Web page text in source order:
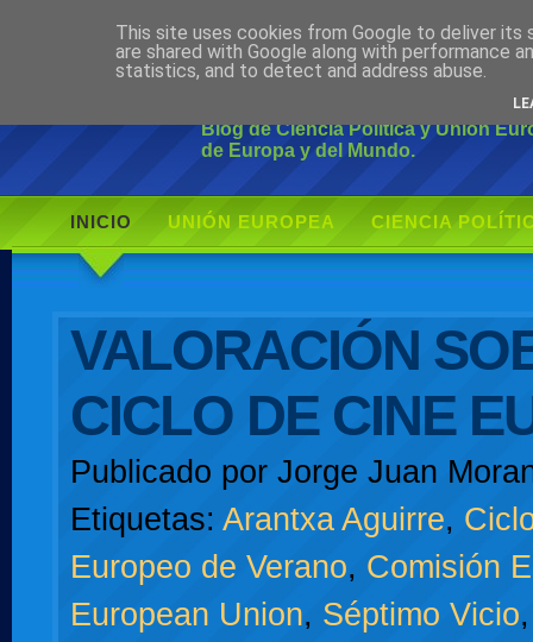
Ciudadano
Blog de Ciencia Política y Unión
de Europa y del Mundo.
INICIO UNIÓN EUROPEA CIENCIA
VALORACIÓN
CICLO DE CINE
Publicado por Jorge Juan
Etiquetas: Arantxa Aguirre,
Europeo de Verano, Comisión
European Union, Séptimo Vicio
This site uses cookies from Google to deliver its
are shared with Google along with performance
statistics, and to detect and address abuse.